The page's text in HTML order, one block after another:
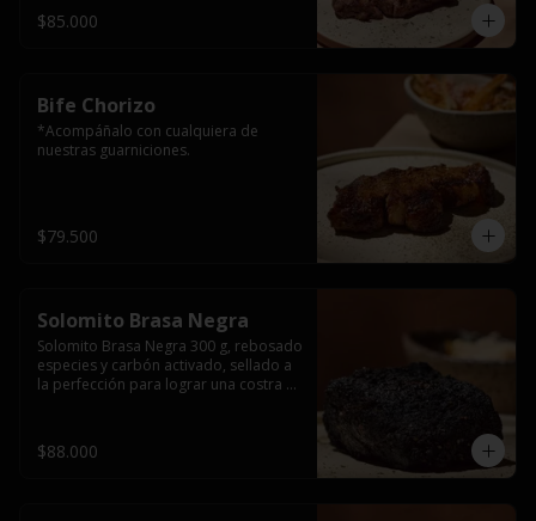
$85.000
Bife Chorizo
*Acompáñalo con cualquiera de
nuestras guarniciones.
$79.500
Solomito Brasa Negra
Solomito Brasa Negra 300 g, rebosado
especies y carbón activado, sellado a
la perfección para lograr una costra
elección.
$88.000